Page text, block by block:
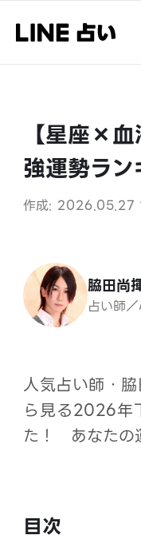
【星座×
強運勢ラ
作成: 2026.05.27
脇田尚
占い師
人気占い師・
ら見る2026年
た！ あなたの
目次